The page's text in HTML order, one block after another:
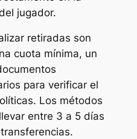
jugador.
retiradas son
cuota mínima, un
para verificar el
Los métodos
entre 3 a 5 días